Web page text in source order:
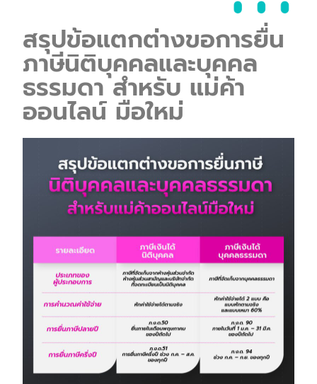
สรุปข้อแตกต่างขอการยื่น
ภาษีนิติบุคคลและบุคคล
ธรรมดา สำหรับ แม่ค้า
ออนไลน์ มือใหม่